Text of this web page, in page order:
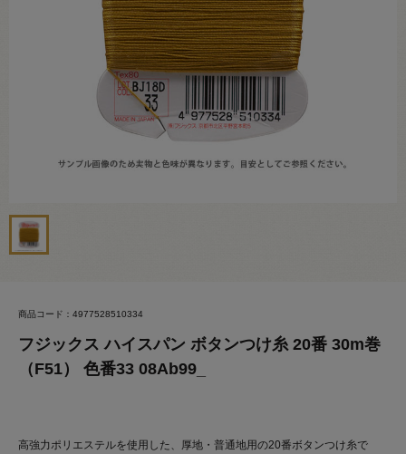
商品コード：4977528510334
フジックス ハイスパン ボタンつけ糸 20番 30m巻
（F51） 色番33 08Ab99_
高強力ポリエステルを使用した、厚地・普通地用の20番ボタンつけ糸で